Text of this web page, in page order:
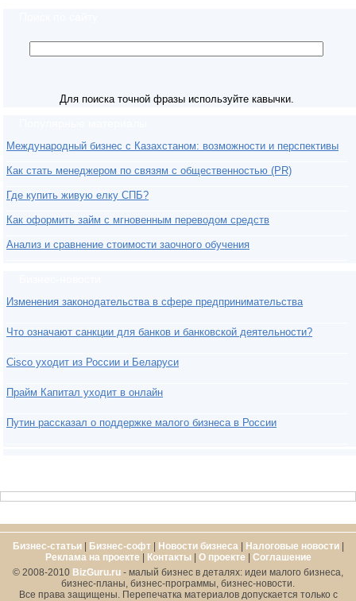
Для поиска точной фразы используйте кавычки.
Международный бизнес с Казахстаном: возможности и перспективы
Как стать менеджером по связям с общественностью (PR)
Где купить живую елку СПБ?
Как оформить займ с мгновенным переводом средств
Анализ и сравнение стоимости заочного обучения
Изменения законодательства в сфере предпринимательства
Что означают санкции для банков и банковской деятельности?
Cisco уходит из России и Беларуси
Прайм Капитал уходит в онлайн
Путин рассказал о поддержке малого бизнеса в России
Бизнес-статьи| Бизнес-софт| Новости бизнеса | Налоговые новости|
Реклама на проекте | Контакты| О проекте | Cоглашение
© 2008-2010 BizGuru.ru - малый бизнес в деталях: идеи малого бизнеса,
бизнес-планы, бизнес-программы, бизнес-новости.
Все права защищены. Перепечатка материалов допускается только с